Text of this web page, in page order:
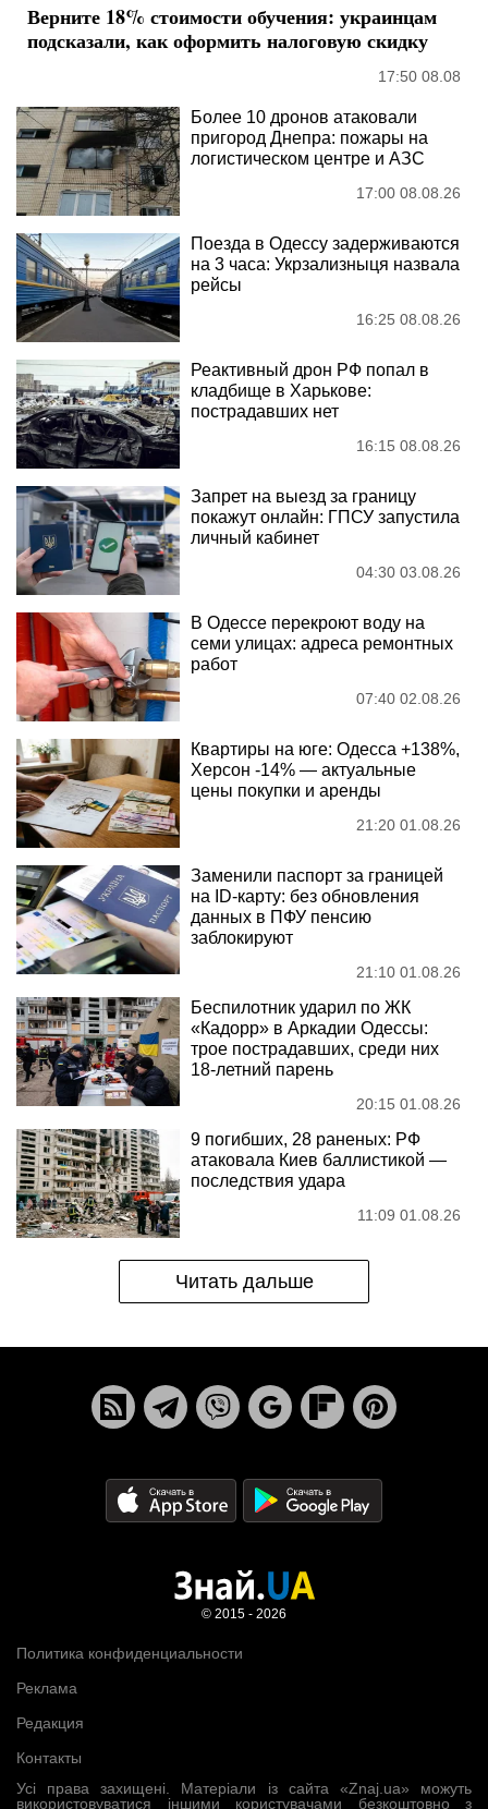
Верните 18% стоимости обучения: украинцам
подсказали, как оформить налоговую скидку
17:50 08.08
Более 10 дронов атаковали
пригород Днепра: пожары на
логистическом центре и АЗС
17:00 08.08.26
Поезда в Одессу задерживаются
на 3 часа: Укрзализныця назвала
рейсы
16:25 08.08.26
Реактивный дрон РФ попал в
кладбище в Харькове:
пострадавших нет
16:15 08.08.26
Запрет на выезд за границу
покажут онлайн: ГПСУ запустила
личный кабинет
04:30 03.08.26
В Одессе перекроют воду на
семи улицах: адреса ремонтных
работ
07:40 02.08.26
Квартиры на юге: Одесса +138%,
Херсон -14% — актуальные
цены покупки и аренды
21:20 01.08.26
Заменили паспорт за границей
на ID-карту: без обновления
данных в ПФУ пенсию
заблокируют
21:10 01.08.26
Беспилотник ударил по ЖК
«Кадорр» в Аркадии Одессы:
трое пострадавших, среди них
18-летний парень
20:15 01.08.26
9 погибших, 28 раненых: РФ
атаковала Киев баллистикой —
последствия удара
11:09 01.08.26
Читать дальше
Усі права захищені. Матеріали із сайта «Znaj.ua» можуть
використовуватися іншими користувачами безкоштовно з
Политика конфиденциальности
Реклама
Редакция
Контакты
© 2015 - 2026